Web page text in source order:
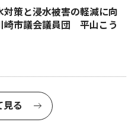
策と浸水被害の軽減に向
市議会議員団 平山こう
見る